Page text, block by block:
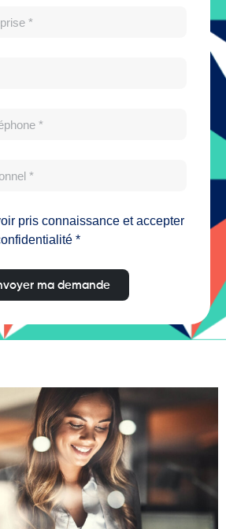
pris connaissance et accepter
*
ma demande